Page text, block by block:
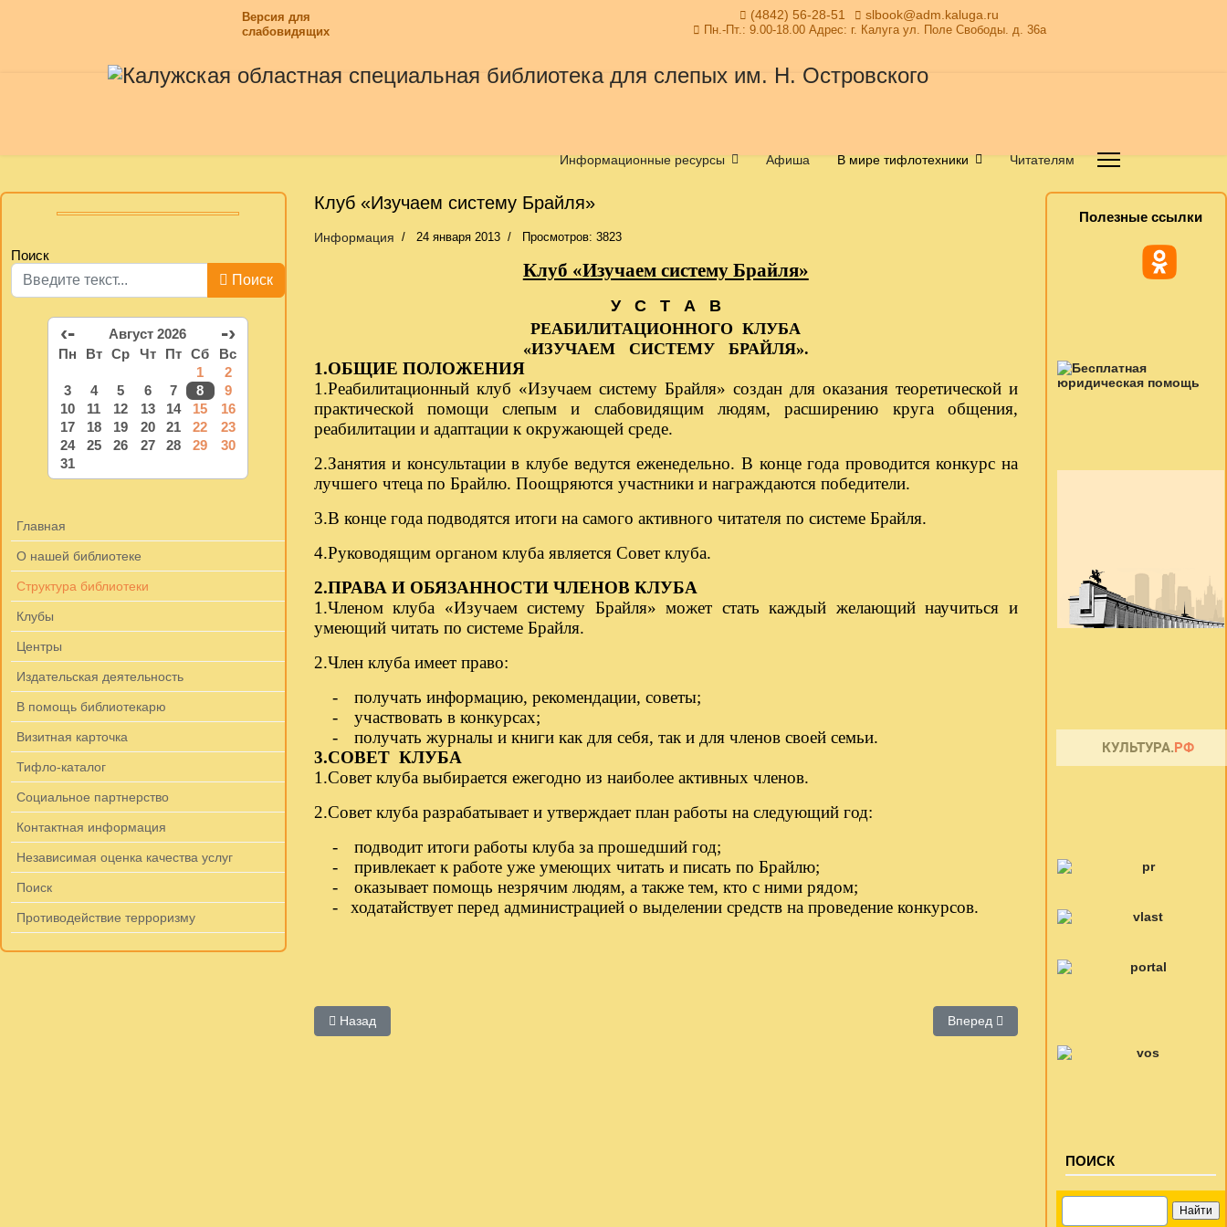
Версия для
слабовидящих
(4842) 56-28-51 slbook@adm.kaluga.ru
Пн.-Пт.: 9.00-18.00 Адрес: г. Калуга ул. Поле Свободы. д. 36а
Информационные ресурсы Афиша В мире тифлотехники Читателям
Поиск
Поиск
‹- Август 2026 -›
Пн Вт Ср Чт Пт Сб
Вс
1
2
3
4 5 6 7 8
9
10
11 12 13 14 15
16
17
18 19 20 21 22
23
24
25 26 27 28 29
30
31
Главная
О нашей библиотеке
Структура библиотеки
Клубы
Центры
Издательская деятельность
В помощь библиотекарю
Визитная карточка
Тифло-каталог
Социальное партнерство
Контактная информация
Независимая оценка качества услуг
Поиск
Противодействие терроризму
Клуб «Изучаем систему Брайля»
Информация 24 января 2013 Просмотров: 3823
Клуб «Изучаем систему Брайля»
У С Т А В
РЕАБИЛИТАЦИОННОГО КЛУБА
«ИЗУЧАЕМ СИСТЕМУ БРАЙЛЯ».
1.ОБЩИЕ ПОЛОЖЕНИЯ
1.Реабилитационный клуб «Изучаем систему Брайля» создан для оказания теоретической и
практической помощи слепым и слабовидящим людям, расширению круга общения,
реабилитации и адаптации к окружающей среде.
2.Занятия и консультации в клубе ведутся еженедельно. В конце года проводится конкурс на
лучшего чтеца по Брайлю. Поощряются участники и награждаются победители.
3.В конце года подводятся итоги на самого активного читателя по системе Брайля.
4.Руководящим органом клуба является Совет клуба.
2.ПРАВА И ОБЯЗАННОСТИ ЧЛЕНОВ КЛУБА
1.Членом клуба «Изучаем систему Брайля» может стать каждый желающий научиться и
умеющий читать по системе Брайля.
2.Член клуба имеет право:
-
получать информацию, рекомендации, советы;
-
участвовать в конкурсах;
-
получать журналы и книги как для себя, так и для членов своей семьи.
3.СОВЕТ КЛУБА
1.Совет клуба выбирается ежегодно из наиболее активных членов.
2.Совет клуба разрабатывает и утверждает план работы на следующий год:
-
подводит итоги работы клуба за прошедший год;
-
привлекает к работе уже умеющих читать и писать по Брайлю;
-
оказывает помощь незрячим людям, а также тем, кто с ними рядом;
-
ходатайствует перед администрацией о выделении средств на проведение конкурсов.
Предыдущий: Клуб «Преодоление»
Назад Следующий: Клуб «Белая ладья»
Вперед
Полезные ссылки
ПОИСК